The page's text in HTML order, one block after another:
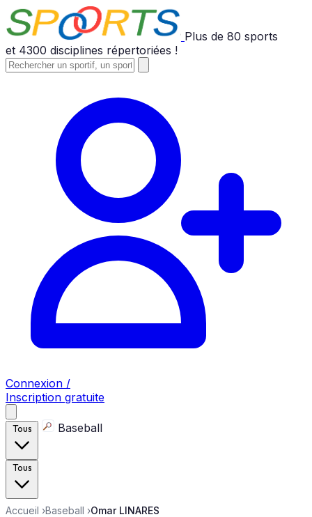
Plus de 80 sports
et 4300 disciplines répertoriées !
Connexion /
Inscription gratuite
Tous Baseball
Tous
Accueil ›Baseball ›Omar LINARES